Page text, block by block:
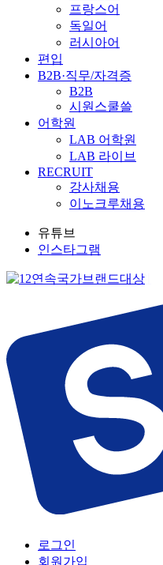
프랑스어
독일어
러시아어
편입
B2B·직무/자격증
B2B
시원스쿨쓸
어학원
LAB 어학원
LAB 라이브
RECRUIT
강사채용
이노크루채용
유튜브
인스타그램
로그인
회원가입